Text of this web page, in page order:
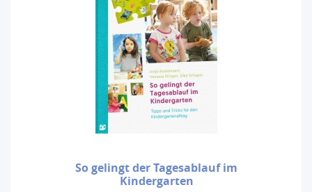
So gelingt der Tagesablauf im
Kindergarten